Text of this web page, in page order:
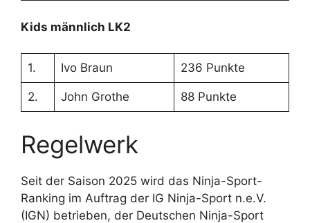
Kids männlich LK2
1. Ivo Braun 236 Punkte
2. John Grothe 88 Punkte
Regelwerk
Seit der Saison 2025 wird das Ninja-Sport-
Ranking im Auftrag der IG Ninja-Sport n.e.V.
(IGN) betrieben, der Deutschen Ninja-Sport